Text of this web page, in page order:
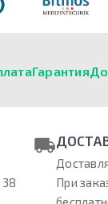
Гарантия
При